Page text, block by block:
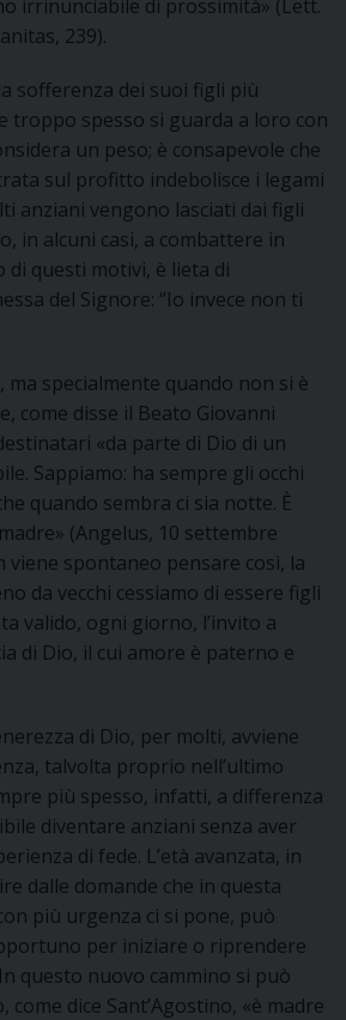
irrinunciabile di prossimità» (Lett.
239).
sofferenza dei suoi figli più
troppo spesso si guarda a loro con
un peso; è consapevole che
sul profitto indebolisce i legami
anziani vengono lasciati dai figli
in alcuni casi, a combattere in
di questi motivi, è lieta di
del Signore: “Io invece non ti
ma specialmente quando non si è
come disse il Beato Giovanni
«da parte di Dio di un
Sappiamo: ha sempre gli occhi
quando sembra ci sia notte. È
(Angelus, 10 settembre
viene spontaneo pensare così, la
da vecchi cessiamo di essere figli
valido, ogni giorno, l’invito a
di Dio, il cui amore è paterno e
di Dio, per molti, avviene
talvolta proprio nell’ultimo
più spesso, infatti, a differenza
diventare anziani senza aver
di fede. L’età avanzata, in
dalle domande che in questa
più urgenza ci si pone, può
per iniziare o riprendere
questo nuovo cammino si può
come dice Sant’Agostino, «è madre